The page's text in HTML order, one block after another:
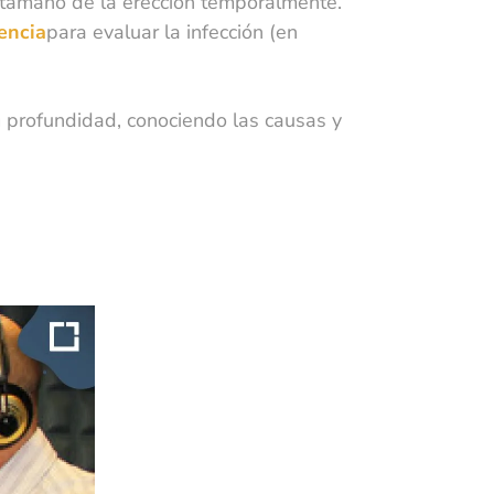
para evaluar la infección (en
conociendo las causas y